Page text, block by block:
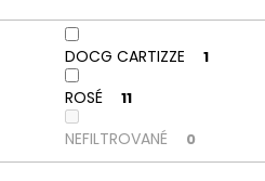
DOCG CARTIZZE 1
ROSÉ 11
NEFILTROVANÉ 0